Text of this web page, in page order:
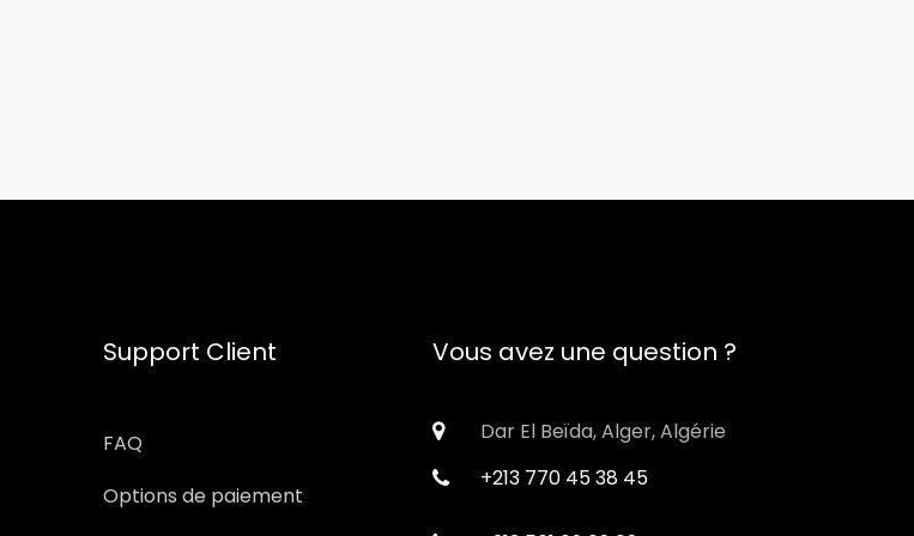
Support Client
FAQ
Options de paiement
Vous avez une question ?
Dar El Beïda, Alger, Algérie
+213 770 45 38 45